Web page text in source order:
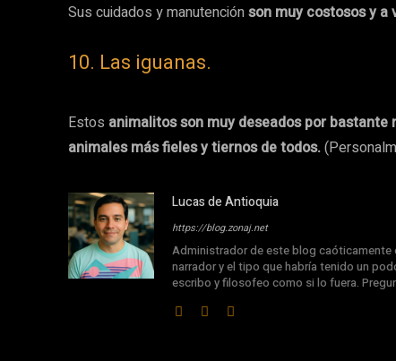
Sus cuidados y manutenciónson muy costosos y a
10. Las iguanas.
Estos animalitos son muy deseados por bastante
animales más fieles y tiernos de todos.
Lucas de Antioquia
https://blog.zonaj.net
Administrador de este blog caóticamente
narrador y el tipo que habría tenido un
escribo y filosofeo como si lo fuera.